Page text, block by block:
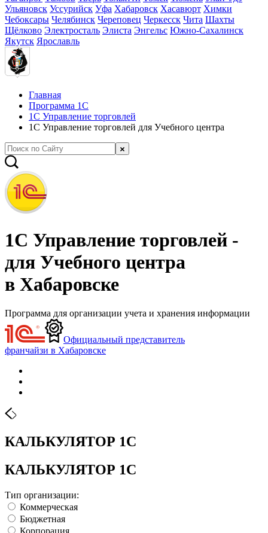
Ульяновск Уссурийск Уфа Хабаровск Хасавюрт Химки
Чебоксары Челябинск Череповец Черкесск Чита Шахты
Щёлково Электросталь Элиста Энгельс Южно-Сахалинск
Якутск Ярославль
Главная
Программа 1С
1С Управление торговлей
1С Управление торговлей для Учебного центра
1С Управление торговлей -
для Учебного центра
в Хабаровске
Программа для организации учета и хранения информации
Официальный представитель
франчайзи в Хабаровске
КАЛЬКУЛЯТОР 1С
КАЛЬКУЛЯТОР 1С
Тип организации:
Коммерческая
Бюджетная
Корпорация